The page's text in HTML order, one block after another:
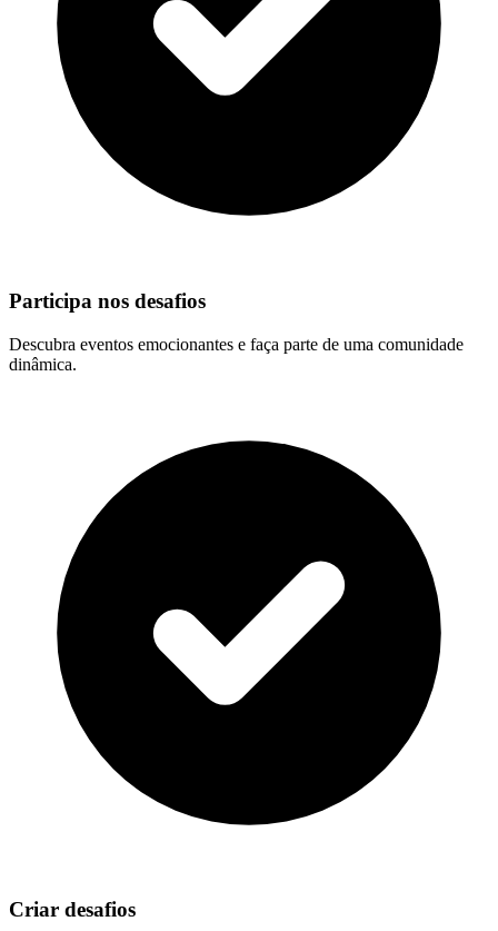
Participa nos desafios
Descubra eventos emocionantes e faça parte de uma comunidade
dinâmica.
Criar desafios